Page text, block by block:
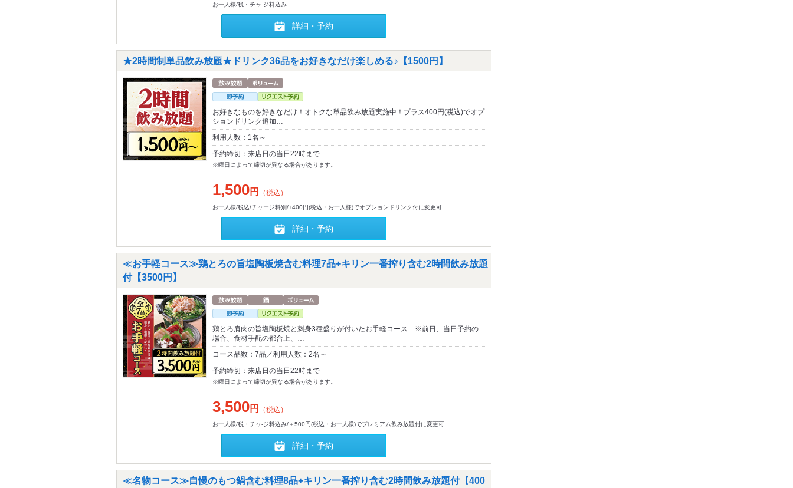
お一人様/税・チャ-ジ料込み
詳細・予約
★2時間制単品飲み放題★ドリンク36品をお好きなだけ楽しめる♪【1500円】
お好きなものを好きなだけ！オトクな単品飲み放題実施中！プラス400円(税込)でオプ
ションドリンク追加…
利用人数：1名～
予約締切：来店日の当日22時まで
※曜日によって締切が異なる場合があります。
1,500円 （税込）
お一人様/税込/チャージ料別/+400円(税込・お一人様)でオプションドリンク付に変更可
詳細・予約
≪お手軽コース≫鶏とろの旨塩陶板焼含む料理7品+キリン一番搾り含む2時間飲み放題
付【3500円】
鶏とろ肩肉の旨塩陶板焼と刺身3種盛りが付いたお手軽コース ※前日、当日予約の
場合、食材手配の都合上、…
コース品数：7品／利用人数：2名～
予約締切：来店日の当日22時まで
※曜日によって締切が異なる場合があります。
3,500円 （税込）
お一人様/税・チャ-ジ料込み/＋500円(税込・お一人様)でプレミアム飲み放題付に変更可
詳細・予約
≪名物コース≫自慢のもつ鍋含む料理8品+キリン一番搾り含む2時間飲み放題付【400